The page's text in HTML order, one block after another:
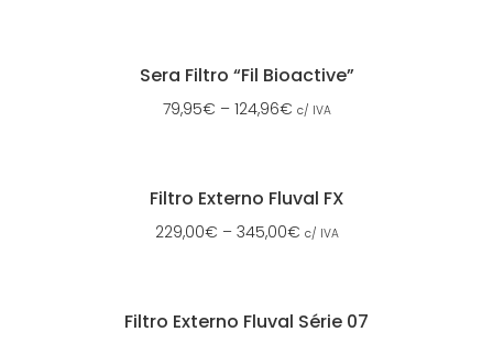
Sera Filtro “Fil Bioactive”
79,95€ – 124,96€ c/ IVA
Filtro Externo Fluval FX
229,00€ – 345,00€ c/ IVA
Filtro Externo Fluval Série 07